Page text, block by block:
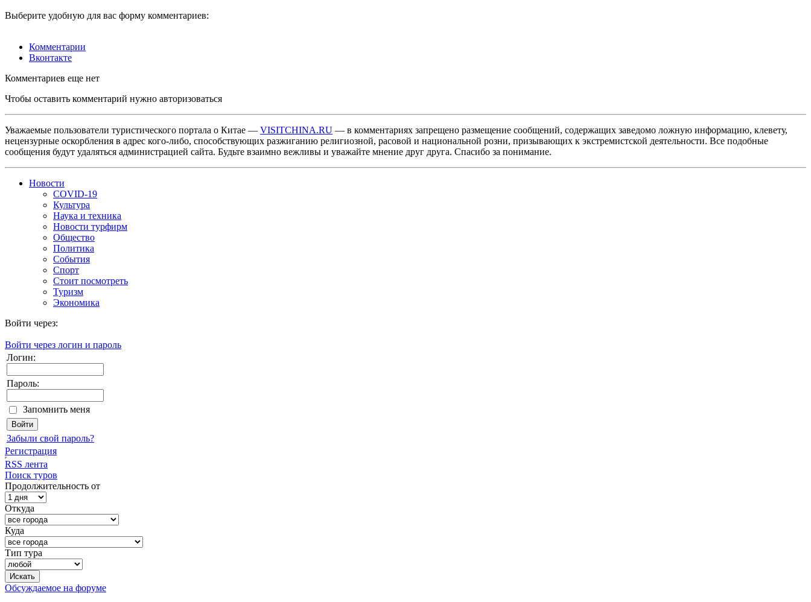
Выберите удобную для вас форму комментариев:
Комментарии
Вконтакте
Комментариев еще нет
Чтобы оставить комментарий нужно авторизоваться
Уважаемые пользователи туристического портала о Китае — VISITCHINA.RU — в комментариях запрещено размещение сообщений, содержащих заведомо ложную информацию, клевету,
нецензурные оскорбления в адрес кого-либо, способствующих разжиганию религиозной, расовой и национальной розни, призывающих к экстремистской деятельности. Все подобные
сообщения будут удаляться администрацией сайта. Будьте взаимно вежливы и уважайте мнение друг друга. Спасибо за понимание.
Новости
COVID-19
Культура
Наука и техника
Новости турфирм
Общество
Политика
События
Спорт
Стоит посмотреть
Туризм
Экономика
Войти через:
Войти через логин и пароль
Логин:
Пароль:
Запомнить меня
Забыли свой пароль?
Регистрация
RSS лента
Поиск туров
Продолжительность от
Откуда
Куда
Тип тура
Обсуждаемое на форуме